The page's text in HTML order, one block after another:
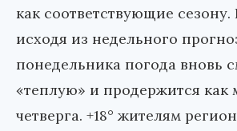
как соответствующие сезону.
исходя из недельного
понедельника погода вновь
«теплую» и продержится
четверга. +18° жителям